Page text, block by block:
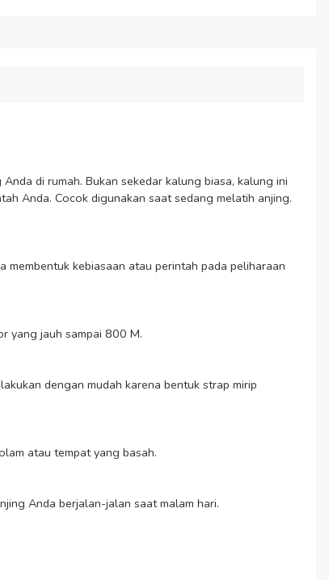
di rumah. Bukan sekedar kalung biasa, kalung ini
Anda. Cocok digunakan saat sedang melatih anjing.